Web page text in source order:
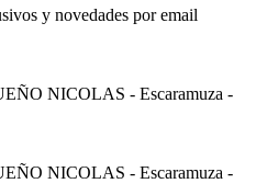
y novedades por email